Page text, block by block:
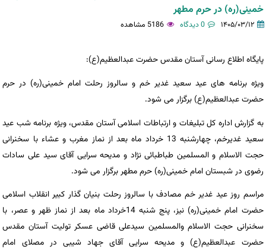
خمینی(ره) در حرم مطهر
۱۴۰۵/۰۳/۱۲ 0 دیدگاه 5186 مشاهده
پایگاه اطلاع رسانی آستان مقدس حضرت عبدالعظیم(ع):
ویژه برنامه های عید سعید غدیر خم و سالروز رحلت امام خمینی(ره) در حرم
حضرت عبدالعظیم(ع) برگزار می شود.
به گزارش اداره کل تبلیغات و ارتباطات اسلامی آستان مقدس، ویژه برنامه شب عید
سعید غدیرخم، چهارشنبه 13 خرداد ماه بعد از نماز مغرب و عشاء با سخنرانی
حجت الاسلام و المسلمین طباطبائی نژاد و مدیحه سرایی آقای سید علی سادات
رضوی در شبستان امام خمینی(ره) حرم مطهر برگزار می شود.
مراسم روز عید غدیر خم مصادف با سالروز رحلت بنیان گذار کبیر انقلاب اسلامی
حضرت امام خمینی(ره) نیز، پنج شنبه 14خرداد ماه بعد از نماز ظهر و عصر، با
سخنرانی حجت الاسلام والمسلمین سیدعلی قاضی عسکر تولیت آستان مقدس
حضرت عبدالعظیم(ع) و مدیحه سرایی آقای جهاد شیبی در مصلای امام